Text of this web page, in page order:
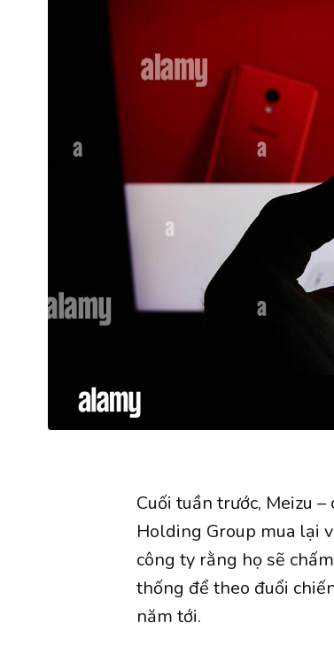
Cuối tuần trước, Meizu
Holding Group mua lại
công ty rằng họ sẽ
thống để theo đuổi
năm tới.